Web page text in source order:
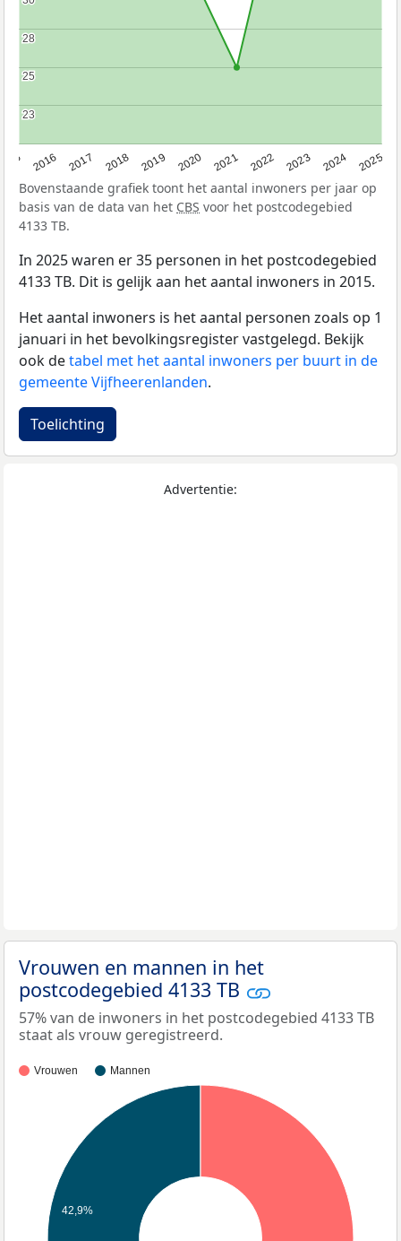
2016 2017 2018 2019 2020 2021 2022 2023 2024 2025
23
23
25
25
28
28
Bovenstaande grafiek toont het aantal inwoners per jaar op
basis van de data van het CBS voor het postcodegebied
4133 TB.
In 2025 waren er 35 personen in het postcodegebied
4133 TB. Dit is gelijk aan het aantal inwoners in 2015.
Het aantal inwoners is het aantal personen zoals op 1
januari in het bevolkingsregister vastgelegd. Bekijk
ook detabel met het aantal inwoners per buurt in de
gemeente Vijfheerenlanden.
Toelichting
Advertentie:
Vrouwen en mannen in het
postcodegebied 4133 TB
57% van de inwoners in het postcodegebied 4133 TB
staat als vrouw geregistreerd.
Vrouwen Mannen
42,9%